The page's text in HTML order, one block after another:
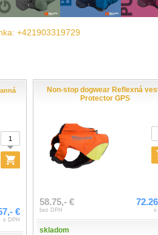
+421903319729
€
s DPH
Non-stop dogwear Reflexná
Protector GPS
58.75,- €
bez DPH s
skladom